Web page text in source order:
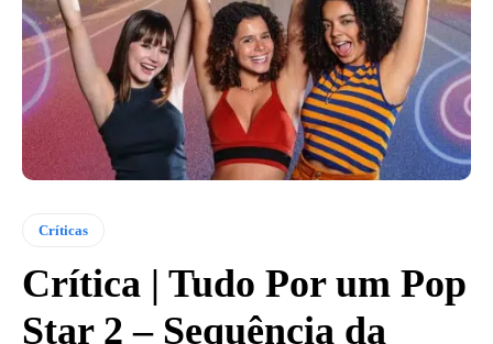
Críticas
Crítica | Tudo Por um Pop
Star 2 – Sequência da